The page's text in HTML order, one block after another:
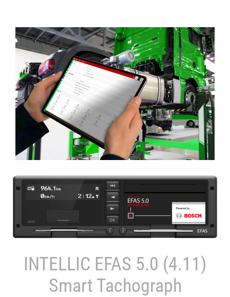
INTELLIC EFAS 5.0 (4.11)
Smart Tachograph